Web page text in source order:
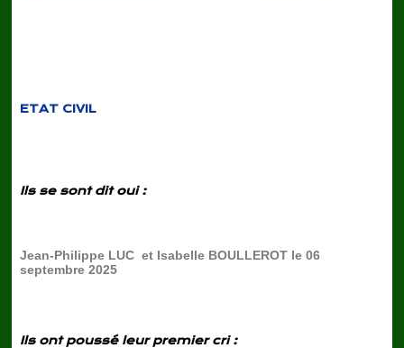
ETAT CIVIL
Ils se sont dit oui :
Jean-Philippe LUC et Isabelle BOULLEROT le 06
septembre 2025
Ils ont poussé leur premier cri :